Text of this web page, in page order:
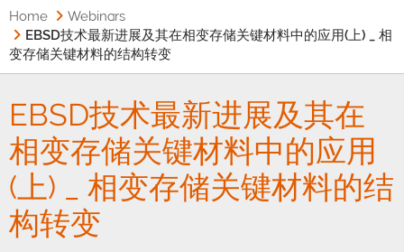
Home
Webinars
EBSD技术最新进展及其在相变存储关键材料中的应用(上) _ 相
变存储关键材料的结构转变
EBSD技术最新进展及其在
相变存储关键材料中的应用
(上) _ 相变存储关键材料的结
构转变